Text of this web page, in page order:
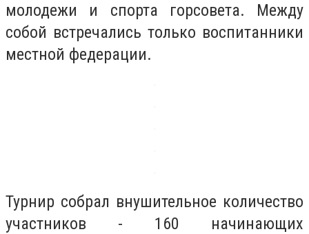
молодежи и спорта горсовета. Между
собой встречались только воспитанники
местной федерации.
Турнир собрал внушительное количество
участников - 160 начинающих